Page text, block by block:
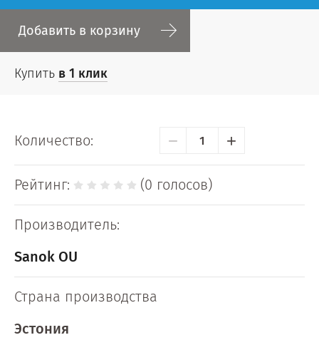
Добавить в корзину
Купить в 1 клик
Количество: − +
Рейтинг: (0 голосов)
Производитель:
Sanok OU
Страна производства
Эстония